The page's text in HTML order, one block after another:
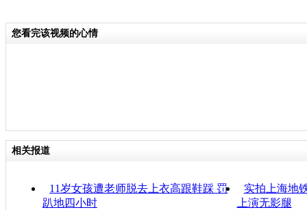
您看完该视频的心情
相关报道
11岁女孩遭老师脱去上衣高跟鞋踩 罚
趴地四小时
实拍上海地
上演无影腿